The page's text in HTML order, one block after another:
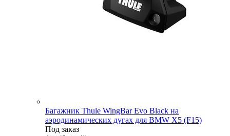
Багажник Thule WingBar Evo Black на
аэродинамических дугах для BMW X5 (F15)
Под заказ